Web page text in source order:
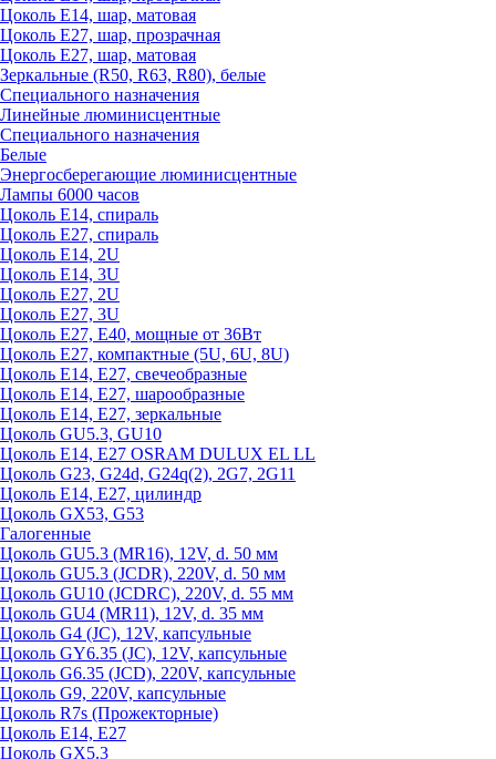
Цоколь Е14, шар, матовая
Цоколь Е27, шар, прозрачная
Цоколь Е27, шар, матовая
Зеркальные (R50, R63, R80), белые
Специального назначения
Линейные люминисцентные
Специального назначения
Белые
Энергосберегающие люминисцентные
Лампы 6000 часов
Цоколь Е14, спираль
Цоколь Е27, спираль
Цоколь Е14, 2U
Цоколь Е14, 3U
Цоколь Е27, 2U
Цоколь Е27, 3U
Цоколь Е27, Е40, мощные от 36Вт
Цоколь Е27, компактные (5U, 6U, 8U)
Цоколь Е14, Е27, свечеобразные
Цоколь Е14, Е27, шарообразные
Цоколь Е14, Е27, зеркальные
Цоколь GU5.3, GU10
Цоколь Е14, Е27 OSRAM DULUX EL LL
Цоколь G23, G24d, G24q(2), 2G7, 2G11
Цоколь Е14, Е27, цилиндр
Цоколь GX53, G53
Галогенные
Цоколь GU5.3 (MR16), 12V, d. 50 мм
Цоколь GU5.3 (JCDR), 220V, d. 50 мм
Цоколь GU10 (JCDRC), 220V, d. 55 мм
Цоколь GU4 (MR11), 12V, d. 35 мм
Цоколь G4 (JC), 12V, капсульные
Цоколь GY6.35 (JC), 12V, капсульные
Цоколь G6.35 (JCD), 220V, капсульные
Цоколь G9, 220V, капсульные
Цоколь R7s (Прожекторные)
Цоколь E14, E27
Цоколь GX5.3